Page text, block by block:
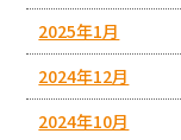
2025年1月
2024年12月
2024年10月